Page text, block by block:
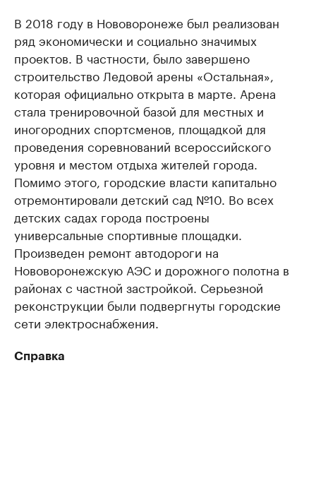
В 2018 году в Нововоронеже был реализован
ряд экономически и социально значимых
проектов. В частности, было завершено
строительство Ледовой арены «Остальная»,
которая официально открыта в марте. Арена
стала тренировочной базой для местных и
иногородних спортсменов, площадкой для
проведения соревнований всероссийского
уровня и местом отдыха жителей города.
Помимо этого, городские власти капитально
отремонтировали детский сад №10. Во всех
детских садах города построены
универсальные спортивные площадки.
Произведен ремонт автодороги на
Нововоронежскую АЭС и дорожного полотна в
районах с частной застройкой. Серьезной
реконструкции были подвергнуты городские
сети электроснабжения.
Справка